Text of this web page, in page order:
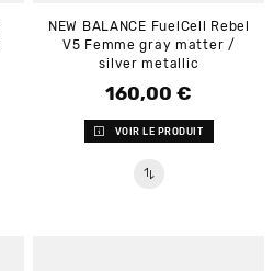
NEW BALANCE FuelCell Rebel
V5 Femme gray matter /
silver metallic
Prix
160,00 €
VOIR LE PRODUIT